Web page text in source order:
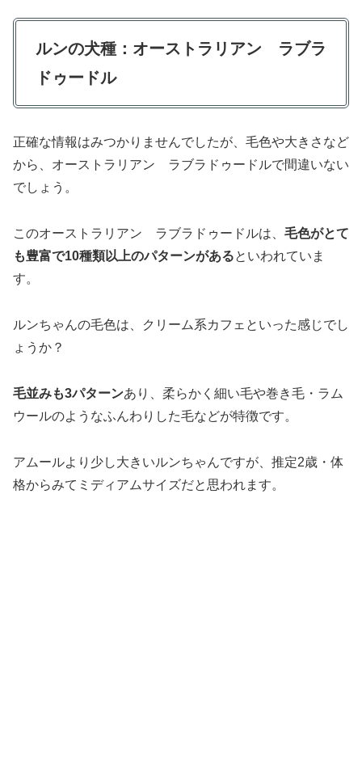
ルンの犬種： オーストラリアン ラブラ
ドゥードル
正確な情報はみつかりませんでしたが、毛色や大きさなど
から、オーストラリアン ラブラドゥードルで間違いない
でしょう。
このオーストラリアン ラブラドゥードルは、 毛色がとて
も豊富で10種類以上のパターンがあるといわれていま
す。
ルンちゃんの毛色は、クリーム系カフェといった感じでし
ょうか？
毛並みも3パターンあり、柔らかく細い毛や巻き毛・ラム
ウールのようなふんわりした毛などが特徴です。
アムールより少し大きいルンちゃんですが、推定2歳・体
格からみてミディアムサイズだと思われます。